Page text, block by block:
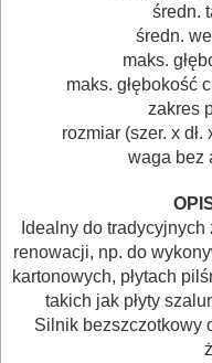
SIECIOWE
OSPRZĘT
I
AKCESORIA
średn.
średn.
maks.
maks. głębokość
zakres
rozmiar (szer. x
waga bez
Idealny do
renowacji, np. do
kartonowych, płytach
takich jak płyty
Silnik bezszczotkowy